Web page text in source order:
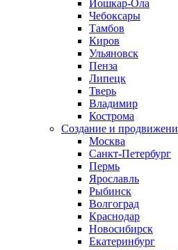
Йошкар-Ола
Чебоксары
Тамбов
Киров
Ульяновск
Пенза
Липецк
Тверь
Владимир
Кострома
Создание и
Москва
Санкт-Петербург
Пермь
Ярославль
Рыбинск
Волгоград
Краснодар
Новосибирск
Екатеринбург